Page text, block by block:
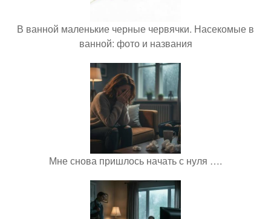
В ванной маленькие черные червячки. Насекомые в
ванной: фото и названия
Мне снова пришлось начать с нуля ….